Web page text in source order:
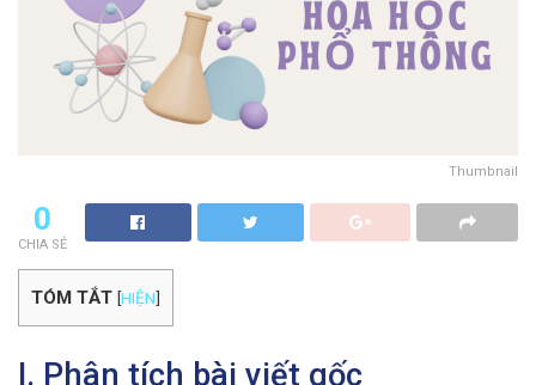
Thumbnail
0
CHIA SẺ
TÓM TẮT [HIỆN]
I. Phân tích bài viết gốc